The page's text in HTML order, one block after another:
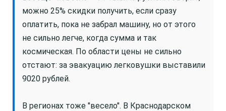
можно 25% скидки получить, если сразу
оплатить, пока не забрал машину, но от этого
не сильно легче, когда сумма и так
космическая. По области цены не сильно
отстают: за эвакуацию легковушки выставили
9020 рублей.
В регионах тоже "весело". В Краснодарском